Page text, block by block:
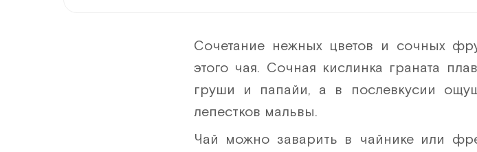
Сочетание нежных цветов и сочных
этого чая. Сочная кислинка граната
груши и папайи, а в послевкусии
лепестков мальвы.
Чай можно заварить в чайнике или